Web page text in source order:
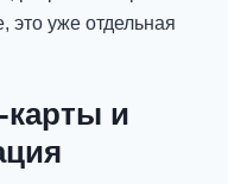
это уже отдельная
и